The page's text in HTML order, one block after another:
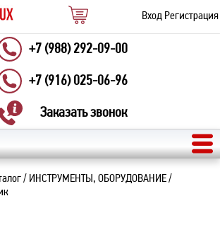
Вход Регистрация
+7 (988) 292-09-00
+7 (916) 025-06-96
Заказать звонок
/ ИНСТРУМЕНТЫ, ОБОРУДОВАНИЕ/